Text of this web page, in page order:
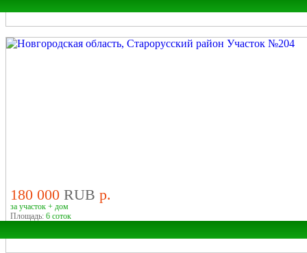
Поиск домов на карте
Область:
180 000 RUB р.
за участок + дом
Площадь: 6 соток